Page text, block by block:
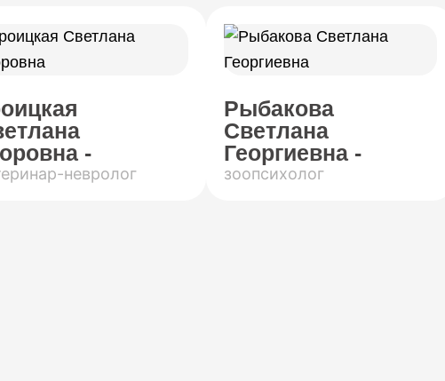
-
невролог
Рыбакова
Светлана
Георгиевна -
зоопсихолог